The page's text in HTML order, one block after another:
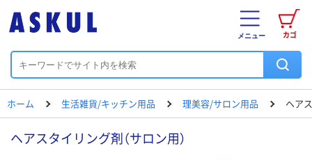
カゴ
メニュー
ホーム 生活雑貨/キッチン用品 理美容/サロン用品 ヘア
ヘアスタイリング剤（サロン用）